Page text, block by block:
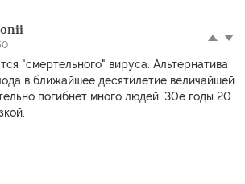
"смертельного" вируса. Альтернатива
в ближайшее десятилетие величайшей
погибнет много людей. 30е годы 20